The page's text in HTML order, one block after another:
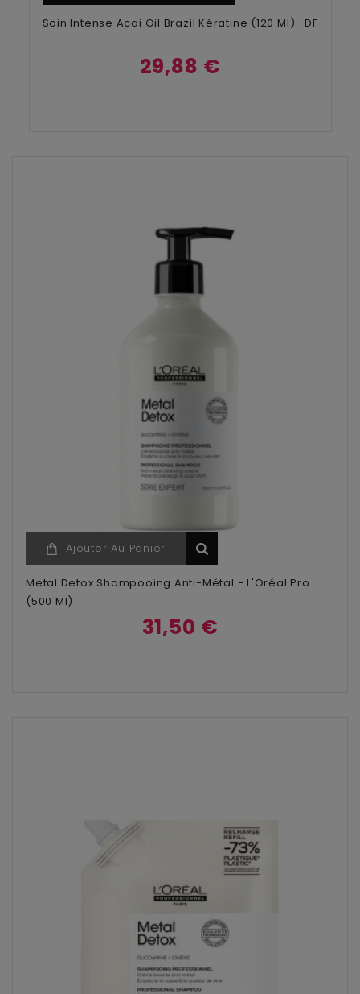
Soin Intense Acai Oil Brazil Kératine (120 Ml) -DF
29,88 €
Ajouter Au Panier
Metal Detox Shampooing Anti-Métal - L'Oréal Pro
(500 Ml)
31,50 €